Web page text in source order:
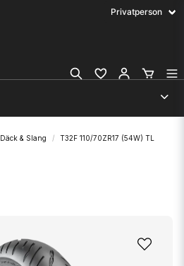
Däck & Slang T32F 110/70ZR17 (54W) TL